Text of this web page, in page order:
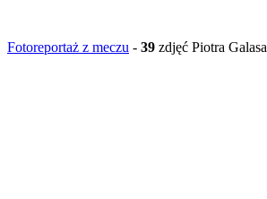
Fotoreportaż z meczu - 39 zdjęć Piotra Galasa